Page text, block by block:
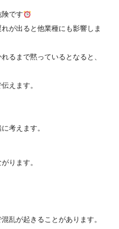
険です
が出ると他業種にも影響しま
るまで黙っているとなると、
えます。
考えます。
ります。
乱が起きることがあります。